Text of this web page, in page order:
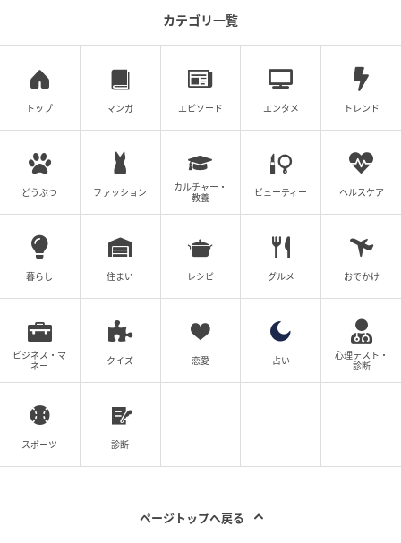
ストレートプレス
ュラム。飛ばす楽しさから始まり、プログラミングに
よる自動飛行、空撮、距離・角度の計算へと発展す
る。2026年10月〜2027年9月の1年間を通じて段階的
に成長できる、ストーリー性のある年間カリキュラム
を用意している。
2つ目は、国家資格保有の代表による少人数個別指導。
氏が監修し、最大4名の少人数制で一人ひとりのレベル
カテゴリ一覧
トップ マンガ エピソード エンタメ トレンド
どうぶつ ファッション
カルチャー・
教養
ビューティー ヘルスケア
暮らし 住まい レシピ グルメ おでかけ
ビジネス・マ
ネー
クイズ 恋愛 占い
心理テスト・
診断
スポーツ 診断
ページトップへ戻る